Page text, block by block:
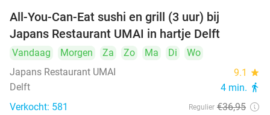
All-You-Can-Eat sushi en grill (3 uur) bij
Japans Restaurant UMAI in hartje Delft
Vandaag Morgen Za Zo Ma Di
Wo
Japans Restaurant UMAI
9.1 star
Delft 4 min. directions_walk
Verkocht: 581 Regulier €36,95